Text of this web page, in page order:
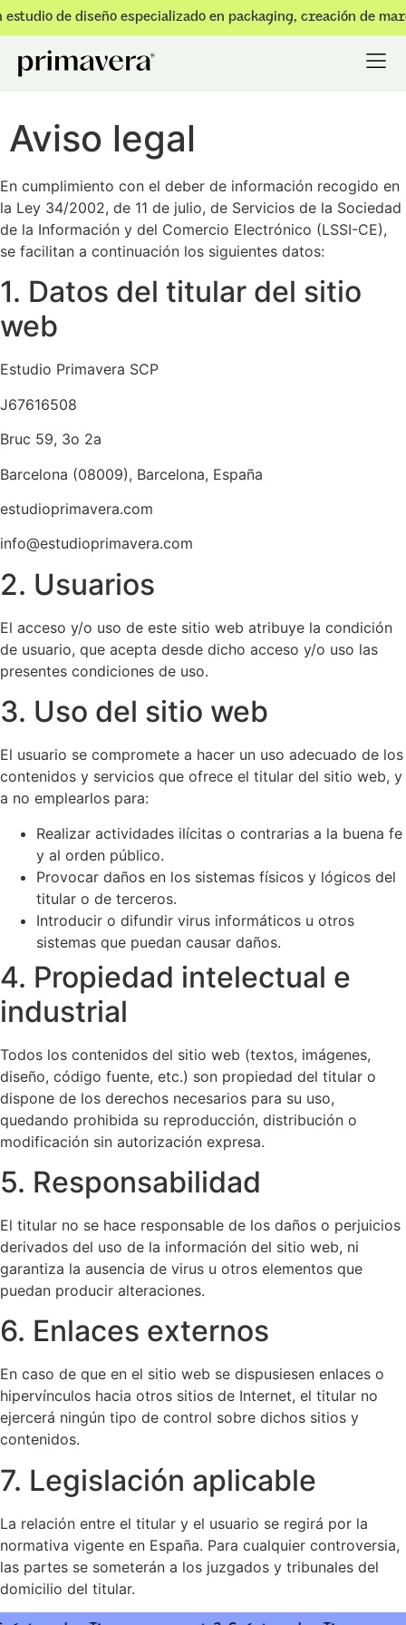
de diseño especializado en packaging, creación de
Aviso legal
En cumplimiento con el deber de información recogido en
la Ley 34/2002, de 11 de julio, de Servicios de la Sociedad
de la Información y del Comercio Electrónico (LSSI-CE),
se facilitan a continuación los siguientes datos:
1. Datos del titular del sitio
web
Estudio Primavera SCP
J67616508
Bruc 59, 3o 2a
Barcelona (08009), Barcelona, España
estudioprimavera.com
info@estudioprimavera.com
2. Usuarios
El acceso y/o uso de este sitio web atribuye la condición
de usuario, que acepta desde dicho acceso y/o uso las
presentes condiciones de uso.
3. Uso del sitio web
El usuario se compromete a hacer un uso adecuado de los
contenidos y servicios que ofrece el titular del sitio web, y
a no emplearlos para:
Realizar actividades ilícitas o contrarias a la buena fe
y al orden público.
Provocar daños en los sistemas físicos y lógicos del
titular o de terceros.
Introducir o difundir virus informáticos u otros
sistemas que puedan causar daños.
4. Propiedad intelectual e
industrial
Todos los contenidos del sitio web (textos, imágenes,
diseño, código fuente, etc.) son propiedad del titular o
dispone de los derechos necesarios para su uso,
quedando prohibida su reproducción, distribución o
modificación sin autorización expresa.
5. Responsabilidad
El titular no se hace responsable de los daños o perjuicios
derivados del uso de la información del sitio web, ni
garantiza la ausencia de virus u otros elementos que
puedan producir alteraciones.
6. Enlaces externos
En caso de que en el sitio web se dispusiesen enlaces o
hipervínculos hacia otros sitios de Internet, el titular no
ejercerá ningún tipo de control sobre dichos sitios y
contenidos.
7. Legislación aplicable
La relación entre el titular y el usuario se regirá por la
normativa vigente en España. Para cualquier controversia,
las partes se someterán a los juzgados y tribunales del
domicilio del titular.